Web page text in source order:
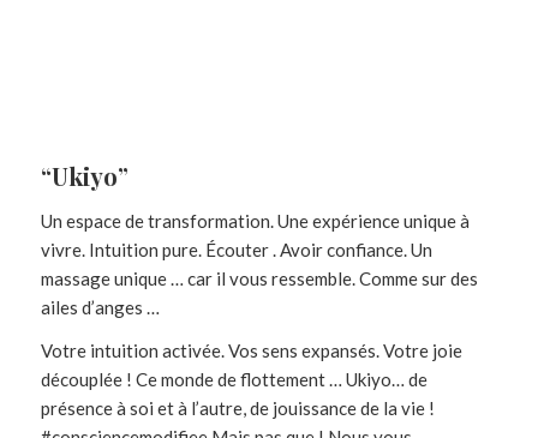
“Ukiyo”
Un espace de transformation. Une expérience unique à
vivre. Intuition pure. Écouter . Avoir confiance. Un
massage unique … car il vous ressemble. Comme sur des
ailes d’anges …
Votre intuition activée. Vos sens expansés. Votre joie
découplée ! Ce monde de flottement … Ukiyo… de
présence à soi et à l’autre, de jouissance de la vie !